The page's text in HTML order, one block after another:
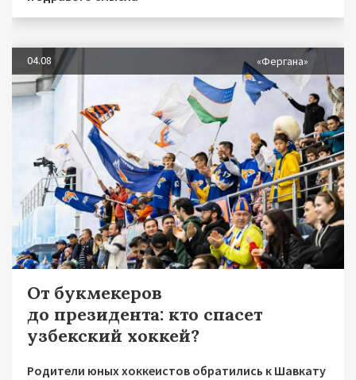
04.08 «Фергана»
От букмекеров
до президента: кто спасет
узбекский хоккей?
Родители юных хоккеистов обратились к Шавкату